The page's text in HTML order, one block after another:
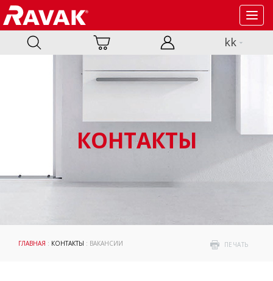
kk
КОНТАКТЫ
ПЕЧАТЬ
ГЛАВНАЯ : КОНТАКТЫ : ВАКАНСИИ